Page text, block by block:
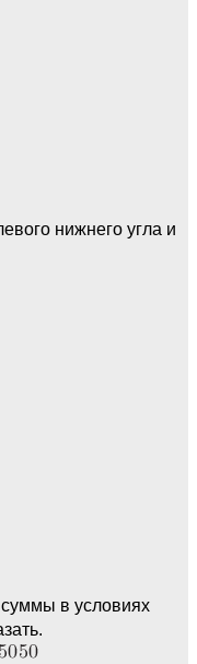
нижнего угла и
суммы в условиях